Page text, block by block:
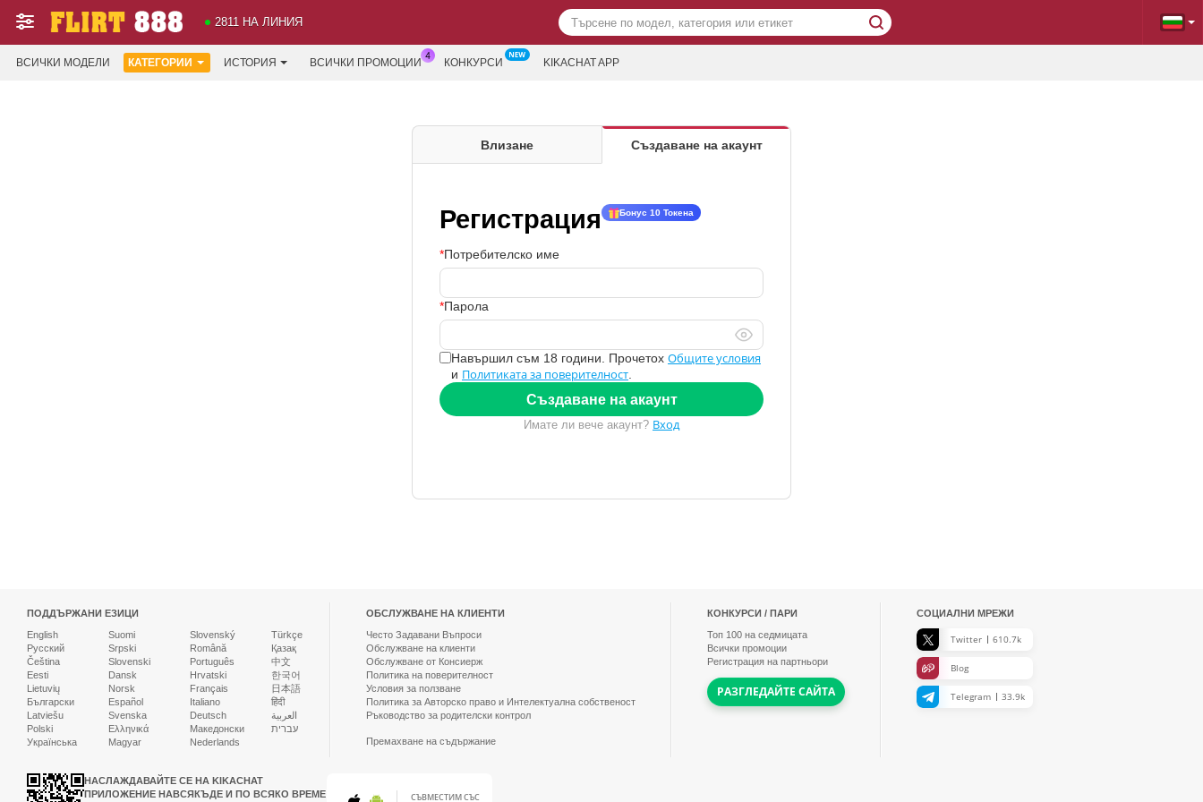
2811 НА ЛИНИЯ
ВСИЧКИ МОДЕЛИ КАТЕГОРИИ ИСТОРИЯ ВСИЧКИ ПРОМОЦИИ КОНКУРСИ KIKACHAT APP
Влизане Създаване на акаунт
Регистрация Бонус 10 Токена
Потребителско име
Парола
Навършил съм 18 години. Прочетох Общите условия
и Политиката за поверителност
Създаване на акаунт
Имате ли вече акаунт? Вход
ПОДДЪРЖАНИ ЕЗИЦИ
English
Русский
Čeština
Eesti
Lietuvių
Български
Latviešu
Polski
Українська
Suomi
Srpski
Slovenski
Dansk
Norsk
Español
Svenska
Ελληνικά
Magyar
Slovenský
Română
Português
Hrvatski
Français
Italiano
Deutsch
Македонски
Nederlands
Türkçe
Қазақ
中文
한국어
日本語
हिंदी
العربية
עברית
ОБСЛУЖВАНЕ НА КЛИЕНТИ
Често Задавани Въпроси
Oбслужване на клиенти
Обслужване от Консиерж
Политика на поверителност
Условия за ползване
Политика за Авторско право и Интелектуална собственост
Ръководство за родителски контрол
Премахване на съдържание
КОНКУРСИ / ПАРИ
Топ 100 на седмицата
Всички промоции
Регистрация на партньори
РАЗГЛЕДАЙТЕ САЙТА
СОЦИАЛНИ МРЕЖИ
Twitter 610.7k
Blog
Telegram 33.9k
НАСЛАЖДАВАЙТЕ СЕ НА KIKACHAT
ПРИЛОЖЕНИЕ НАВСЯКЪДЕ И ПО ВСЯКО ВРЕМЕ
СЪВМЕСТИМ СЪС